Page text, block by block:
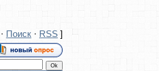
· Поиск · RSS]